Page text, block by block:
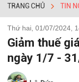
TRANG CHỦ TIN
Thứ hai, 01/07/2024,
Giảm thuế
ngày 1/7 -